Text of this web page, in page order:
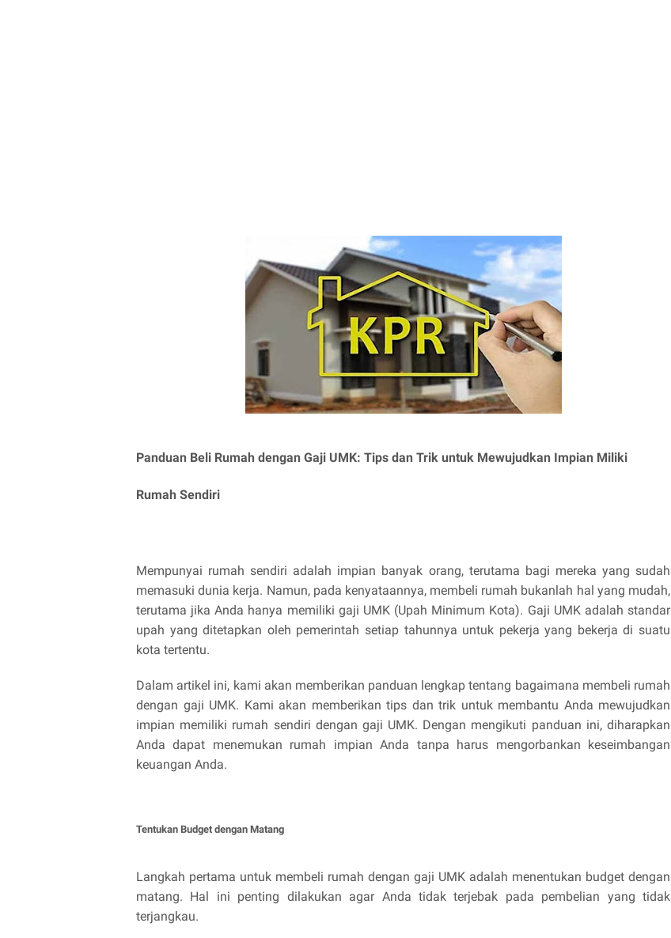
Panduan Beli Rumah dengan Gaji UMK: Tips dan Trik untuk Mewujudkan Impian Miliki
Rumah Sendiri
Mempunyai rumah sendiri adalah impian banyak orang, terutama bagi mereka yang sudah
memasuki dunia kerja. Namun, pada kenyataannya, membeli rumah bukanlah hal yang mudah,
terutama jika Anda hanya memiliki gaji UMK (Upah Minimum Kota). Gaji UMK adalah standar
upah yang ditetapkan oleh pemerintah setiap tahunnya untuk pekerja yang bekerja di suatu
kota tertentu.
Dalam artikel ini, kami akan memberikan panduan lengkap tentang bagaimana membeli rumah
dengan gaji UMK. Kami akan memberikan tips dan trik untuk membantu Anda mewujudkan
impian memiliki rumah sendiri dengan gaji UMK. Dengan mengikuti panduan ini, diharapkan
Anda dapat menemukan rumah impian Anda tanpa harus mengorbankan keseimbangan
keuangan Anda.
Tentukan Budget dengan Matang
Langkah pertama untuk membeli rumah dengan gaji UMK adalah menentukan budget dengan
matang. Hal ini penting dilakukan agar Anda tidak terjebak pada pembelian yang tidak
terjangkau.